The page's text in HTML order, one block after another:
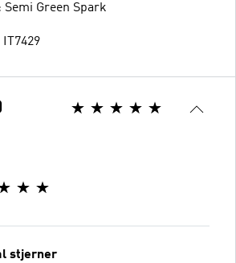
Green Spark
stjerner